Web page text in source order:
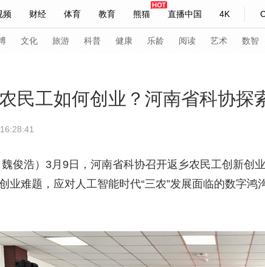
频 财经 体育 教育 熊猫 直播中国 4K
视快评 习式妙语 热解读 天天学习
微视频 主持人 下载央视影音
文化 旅游 科普 健康 乐龄 阅读 艺术 数智
天天学习 习式妙语 央视快评 央视网评 光华锐评
中国 熊猫频道 VR/AR 4K专区 全景新闻
2026年冬奥会 CBA NBA 中超 国足 国际足球
活体育大会 体育江湖 文化体育 冰雪道路 足球道路
民工如何创业？河南省科协探
魏俊浩）3月9日，河南省科协召开返乡农民工创新创
业难题，应对人工智能时代“三农”发展面临的数字